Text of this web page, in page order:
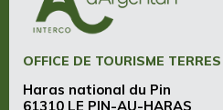
OFFICE DE TOURISME
Haras national du Pin
61310 LE PIN-AU-HARAS